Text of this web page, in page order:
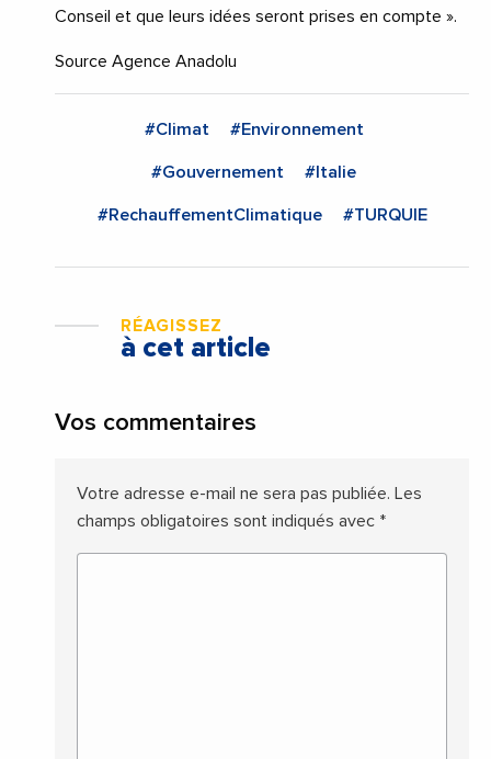
Conseil et que leurs idées seront prises en compte ».
Source Agence Anadolu
#Climat #Environnement
#Gouvernement #Italie
#RechauffementClimatique #TURQUIE
RÉAGISSEZ
à cet article
Vos commentaires
Votre adresse e-mail ne sera pas publiée. Les
champs obligatoires sont indiqués avec *